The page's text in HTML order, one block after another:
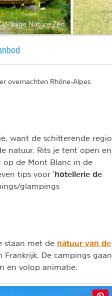
Village Nature Zen
overnachten Rhône-Alpes
want de schitterende regio
natuur. Rits je tent open en
op de Mont Blanc in de
tips voor 'hotellerie de
glampings
staan met de natuur van de
De campings gaan
en volop animatie.